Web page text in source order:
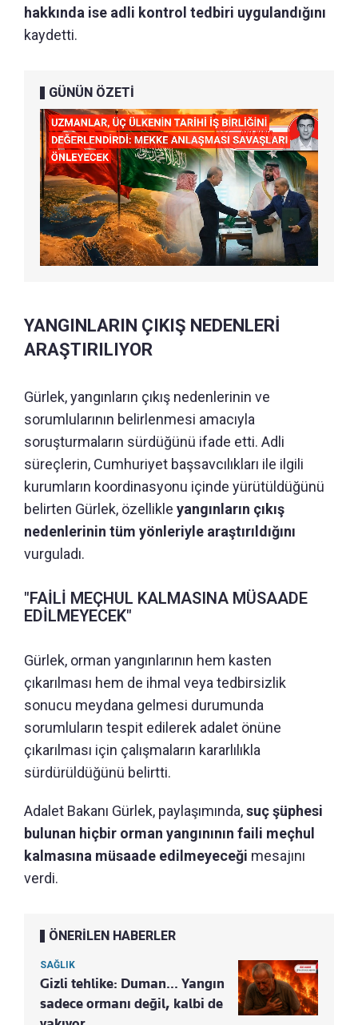
hakkında ise adli kontrol tedbiri uygulandığını
kaydetti.
GÜNÜN ÖZETİ
YANGINLARIN ÇIKIŞ NEDENLERİ
ARAŞTIRILIYOR
Gürlek, yangınların çıkış nedenlerinin ve
sorumlularının belirlenmesi amacıyla
soruşturmaların sürdüğünü ifade etti. Adli
süreçlerin, Cumhuriyet başsavcılıkları ile ilgili
kurumların koordinasyonu içinde yürütüldüğünü
belirten Gürlek, özellikle yangınların çıkış
nedenlerinin tüm yönleriyle araştırıldığını
vurguladı.
"FAİLİ MEÇHUL KALMASINA MÜSAADE
EDİLMEYECEK"
Gürlek, orman yangınlarının hem kasten
çıkarılması hem de ihmal veya tedbirsizlik
sonucu meydana gelmesi durumunda
sorumluların tespit edilerek adalet önüne
çıkarılması için çalışmaların kararlılıkla
sürdürüldüğünü belirtti.
Adalet Bakanı Gürlek, paylaşımında,suç şüphesi
bulunan hiçbir orman yangınının faili meçhul
kalmasına müsaade edilmeyeceği mesajını
verdi.
ÖNERİLEN HABERLER
SAĞLIK
Gizli tehlike: Duman... Yangın
sadece ormanı değil, kalbi de